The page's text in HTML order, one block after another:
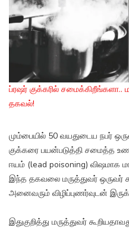
ப்ரஷர் குக்கரில் சமைக்கிறீங்களா..
தகவல்!
மும்பையில் 50 வயதுடைய நபர்
குக்கரை பயன்படுத்தி சமைத்த
ஈயம் (lead poisoning) விஷமாக
இந்த தகவலை மருத்துவர் ஒருவர்
அனைவரும் விழிப்புணர்வுடன்
இதுகுறித்து மருத்துவர்